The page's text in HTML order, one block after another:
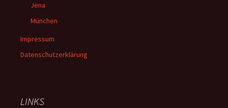
Jena
München
Impressum
Datenschutzerklärung
LINKS